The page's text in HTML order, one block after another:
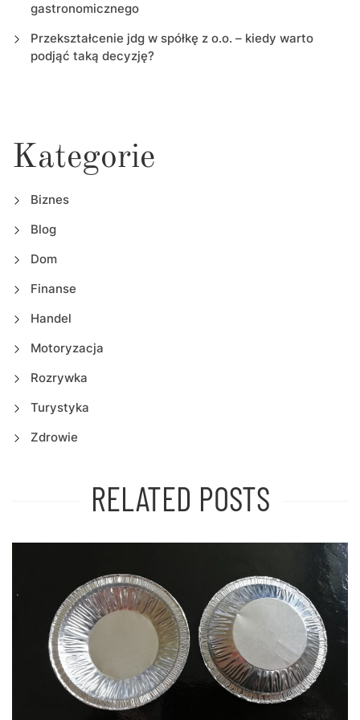
gastronomicznego
Przekształcenie jdg w spółkę z o.o. – kiedy warto
podjąć taką decyzję?
Kategorie
Biznes
Blog
Dom
Finanse
Handel
Motoryzacja
Rozrywka
Turystyka
Zdrowie
RELATED POSTS